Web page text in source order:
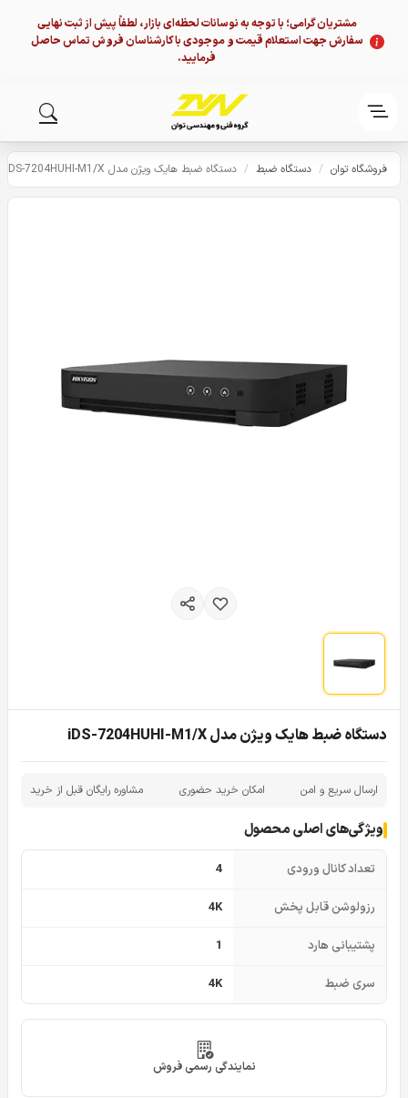
مشتریان گرامی؛ با توجه به نوسانات لحظه‌ای بازار، لطفاً پیش از ثبت نهایی
سفارش جهت استعلام قیمت و موجودی با کارشناسان فروش تماس حاصل
فرمایید.
فروشگاه توان / دستگاه ضبط / دستگاه ضبط هایک ویژن مدل iDS-7204HUHI-M1/X
دستگاه ضبط هایک ویژن مدل iDS-7204HUHI-M1/X
ارسال سریع و امن امکان خرید حضوری مشاوره رایگان قبل از خرید
ویژگی‌های اصلی محصول
تعداد کانال ورودی 4
رزولوشن قابل پخش 4K
پشتیبانی هارد 1
سری ضبط 4K
نمایندگی رسمی فروش